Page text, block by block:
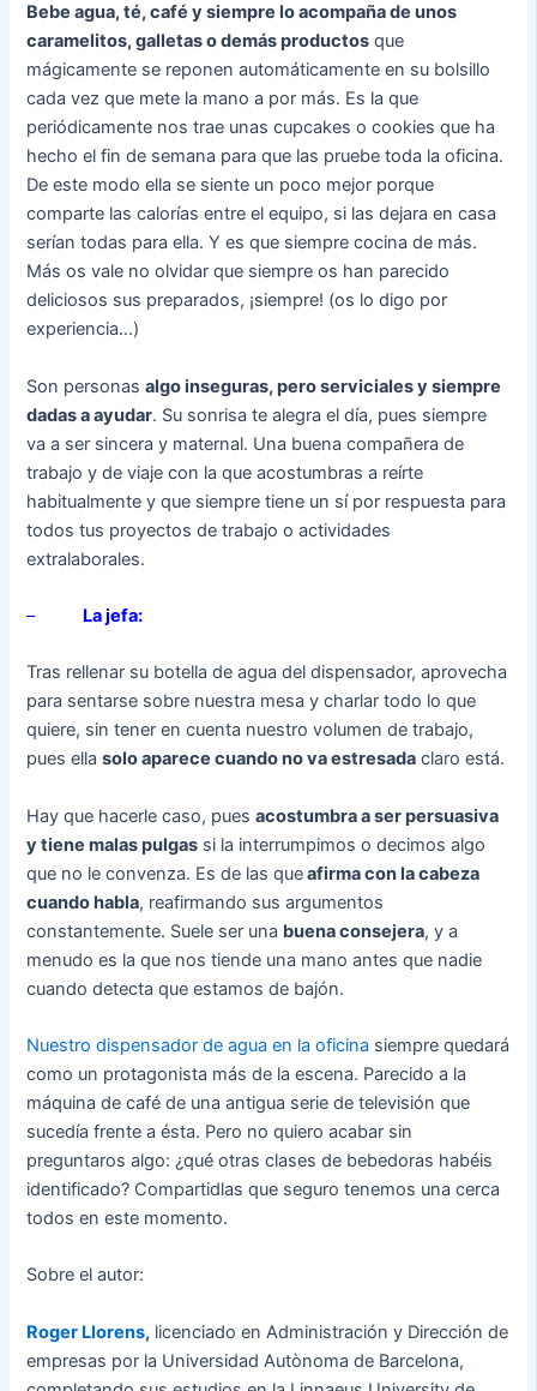
Bebe agua, té, café y siempre lo acompaña de unos
caramelitos, galletas o demás productos que
mágicamente se reponen automáticamente en su bolsillo
cada vez que mete la mano a por más. Es la que
periódicamente nos trae unas cupcakes o cookies que ha
hecho el fin de semana para que las pruebe toda la oficina.
De este modo ella se siente un poco mejor porque
comparte las calorías entre el equipo, si las dejara en casa
serían todas para ella. Y es que siempre cocina de más.
Más os vale no olvidar que siempre os han parecido
deliciosos sus preparados, ¡siempre! (os lo digo por
experiencia…)
Son personasalgo inseguras, pero serviciales y siempre
dadas a ayudar. Su sonrisa te alegra el día, pues siempre
va a ser sincera y maternal. Una buena compañera de
trabajo y de viaje con la que acostumbras a reírte
habitualmente y que siempre tiene un sí por respuesta para
todos tus proyectos de trabajo o actividades
extralaborales.
– La jefa:
Tras rellenar su botella de agua del dispensador, aprovecha
para sentarse sobre nuestra mesa y charlar todo lo que
quiere, sin tener en cuenta nuestro volumen de trabajo,
pues ellasolo aparece cuando no va estresada claro está.
Hay que hacerle caso, puesacostumbra a ser persuasiva
y tiene malas pulgas si la interrumpimos o decimos algo
que no le convenza. Es de las queafirma con la cabeza
cuando habla, reafirmando sus argumentos
constantemente. Suele ser una buena consejera, y a
menudo es la que nos tiende una mano antes que nadie
cuando detecta que estamos de bajón.
Nuestro dispensador de agua en la oficina siempre quedará
como un protagonista más de la escena. Parecido a la
máquina de café de una antigua serie de televisión que
sucedía frente a ésta. Pero no quiero acabar sin
preguntaros algo: ¿qué otras clases de bebedoras habéis
identificado? Compartidlas que seguro tenemos una cerca
todos en este momento.
Sobre el autor:
Roger Llorens, licenciado en Administración y Dirección de
empresas por la Universidad Autònoma de Barcelona,